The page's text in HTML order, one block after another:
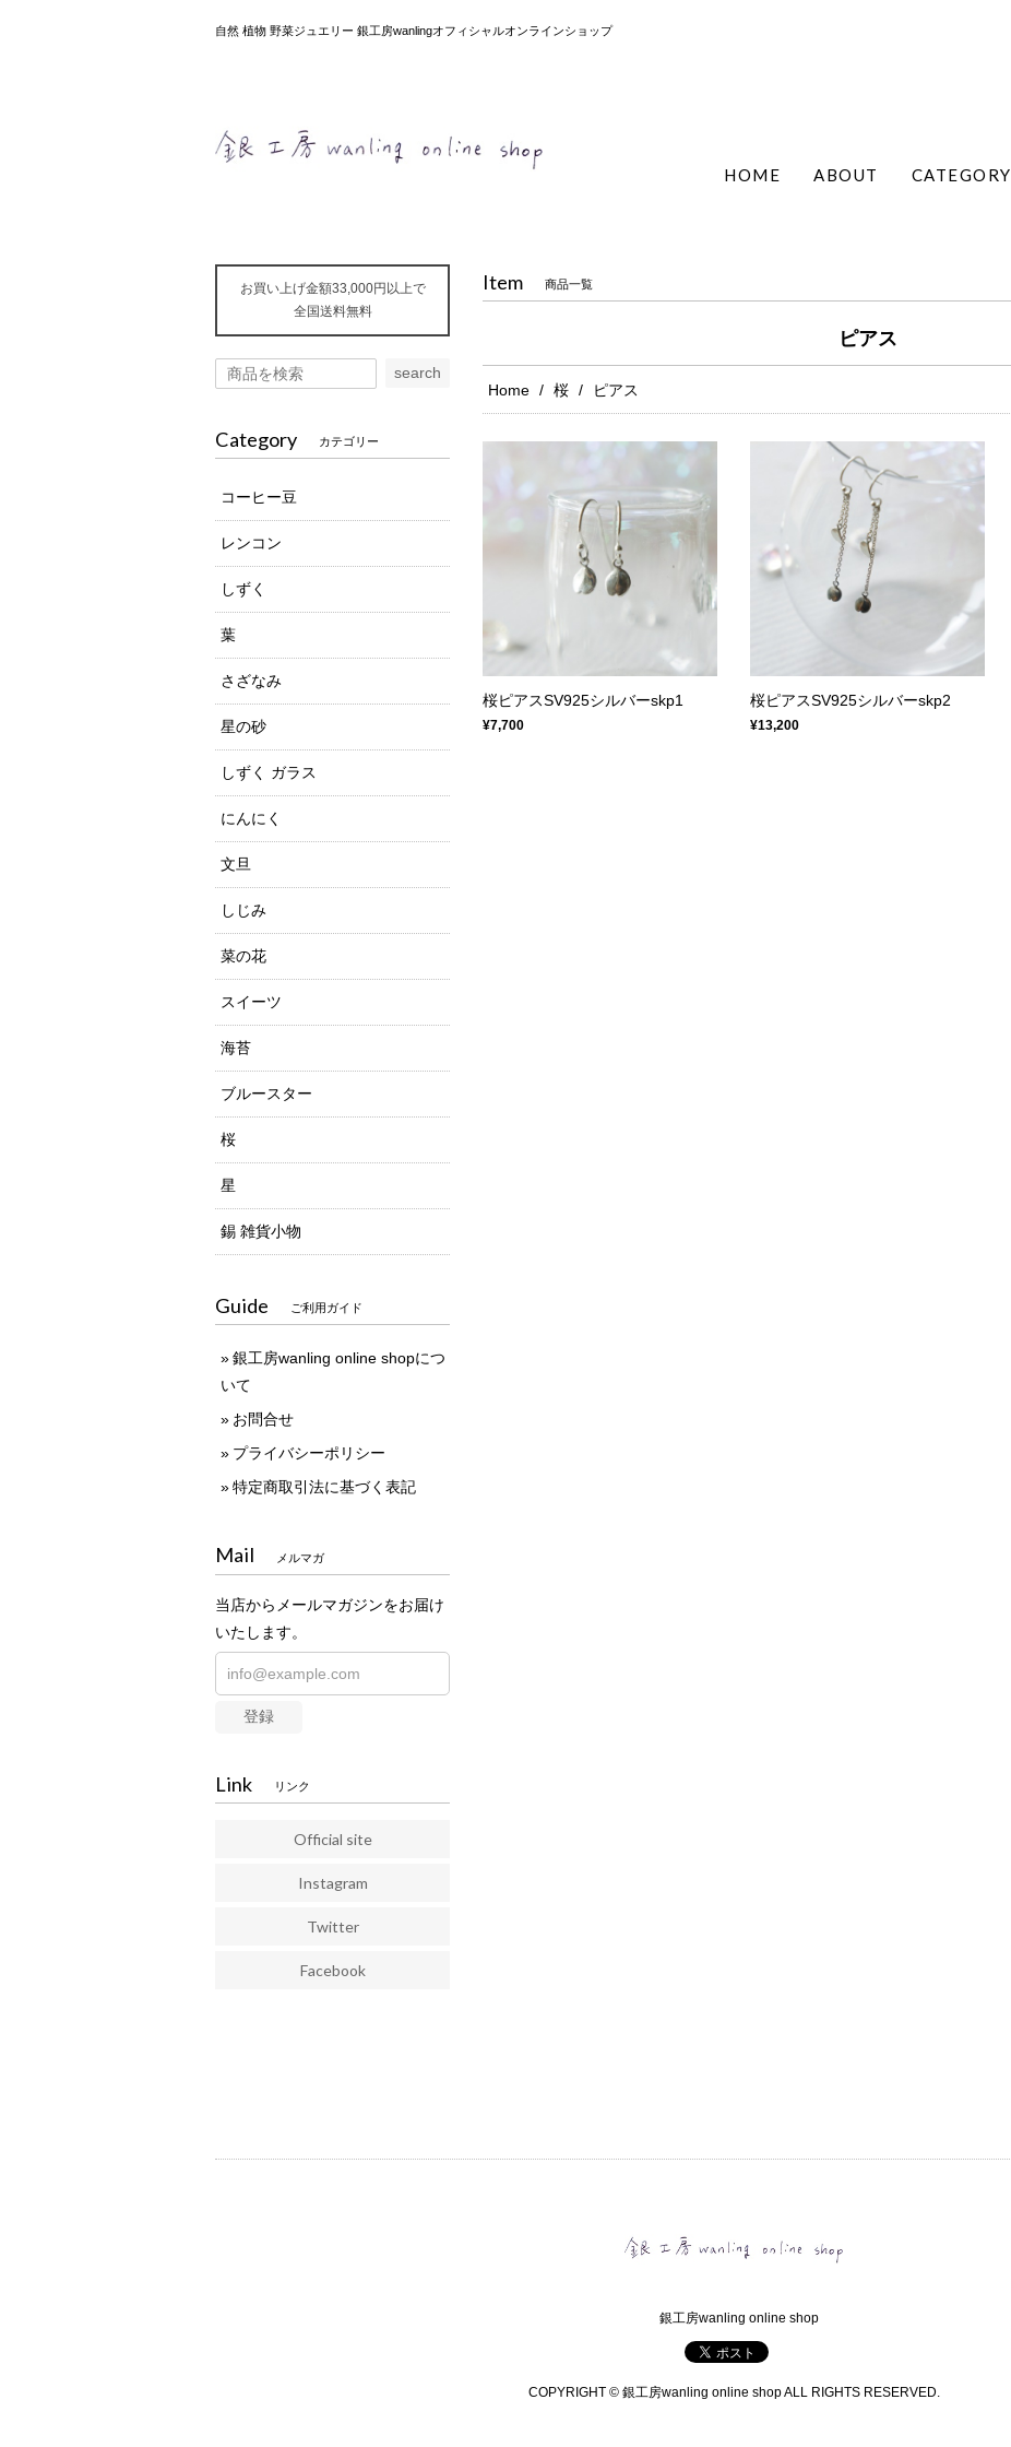
自然 植物 野菜ジュエリー 銀工房wanlingオフィシャルオンラインショップ
HOME ABOUT CATEGORY
Item 商品一覧
ピアス
Home 桜 ピアス
桜ピアスSV925シルバーskp1
¥7,700
桜ピアスSV925シルバーskp2
¥13,200
お買い上げ金額33,000円以上で
全国送料無料
search
Category カテゴリー
コーヒー豆
レンコン
しずく
葉
さざなみ
星の砂
しずく ガラス
にんにく
文旦
しじみ
菜の花
スイーツ
海苔
ブルースター
桜
星
錫 雑貨小物
Guide ご利用ガイド
銀工房wanling online shopにつ
いて
お問合せ
プライバシーポリシー
特定商取引法に基づく表記
Mail メルマガ
当店からメールマガジンをお届け
いたします。
登録
Link リンク
Official site
Instagram
Twitter
Facebook
銀工房wanling online shop
COPYRIGHT © 銀工房wanling online shop ALL RIGHTS RESERVED.